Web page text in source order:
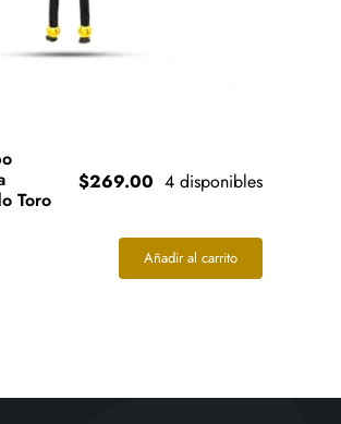
Toro
$269.00 4 disponibles
Añadir al carrito